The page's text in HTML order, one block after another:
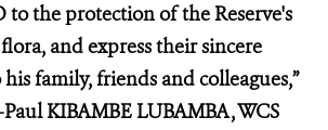
to the protection of the Reserve's
and express their sincere
family, friends and colleagues,”
Paul KIBAMBE LUBAMBA, WCS